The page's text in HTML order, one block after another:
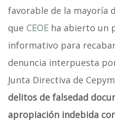
favorable de la mayoría
que CEOEha abierto un
informativo para
denuncia interpuesta
Junta Directiva de
delitos de falsedad
apropiación indebida